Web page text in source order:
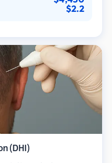
aux méthodes de prélèvement
$2.2
(DHI)